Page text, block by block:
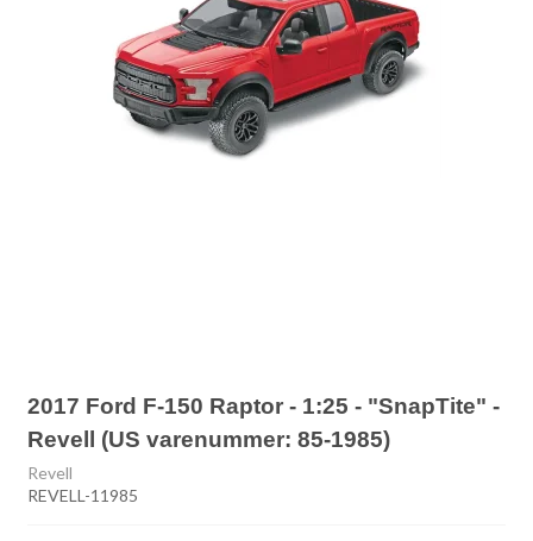
2017 Ford F-150 Raptor - 1:25 - "SnapTite" -
Revell (US varenummer: 85-1985)
Revell
REVELL-11985